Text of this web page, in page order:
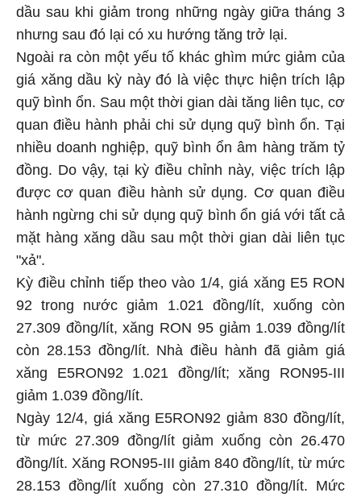
dầu sau khi giảm trong những ngày giữa tháng 3
nhưng sau đó lại có xu hướng tăng trở lại.
Ngoài ra còn một yếu tố khác ghìm mức giảm của
giá xăng dầu kỳ này đó là việc thực hiện trích lập
quỹ bình ổn. Sau một thời gian dài tăng liên tục, cơ
quan điều hành phải chi sử dụng quỹ bình ổn. Tại
nhiều doanh nghiệp, quỹ bình ổn âm hàng trăm tỷ
đồng. Do vậy, tại kỳ điều chỉnh này, việc trích lập
được cơ quan điều hành sử dụng. Cơ quan điều
hành ngừng chi sử dụng quỹ bình ổn giá với tất cả
mặt hàng xăng dầu sau một thời gian dài liên tục
"xả".
Kỳ điều chỉnh tiếp theo vào 1/4, giá xăng E5 RON
92 trong nước giảm 1.021 đồng/lít, xuống còn
27.309 đồng/lít, xăng RON 95 giảm 1.039 đồng/lít
còn 28.153 đồng/lít. Nhà điều hành đã giảm giá
xăng E5RON92 1.021 đồng/lít; xăng RON95-III
giảm 1.039 đồng/lít.
Ngày 12/4, giá xăng E5RON92 giảm 830 đồng/lít,
từ mức 27.309 đồng/lít giảm xuống còn 26.470
đồng/lít. Xăng RON95-III giảm 840 đồng/lít, từ mức
28.153 đồng/lít xuống còn 27.310 đồng/lít. Mức